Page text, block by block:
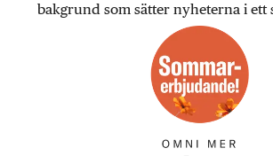
bakgrund som sätter nyheterna i ett